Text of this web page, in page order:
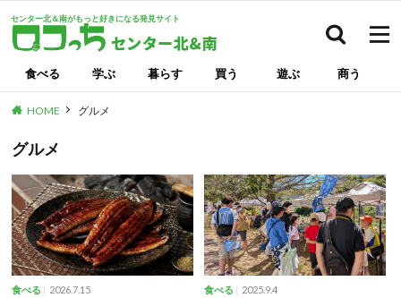
センター北＆南がもっと好きになる発見サイト
食べる 学ぶ 暮らす 買う 遊ぶ 商う
HOME グルメ
グルメ
食べる 2026.7.15 食べる 2025.9.4